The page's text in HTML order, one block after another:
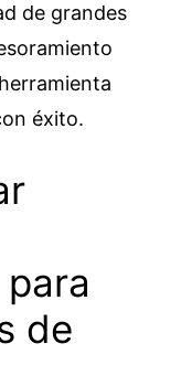
de grandes
éxito.
de